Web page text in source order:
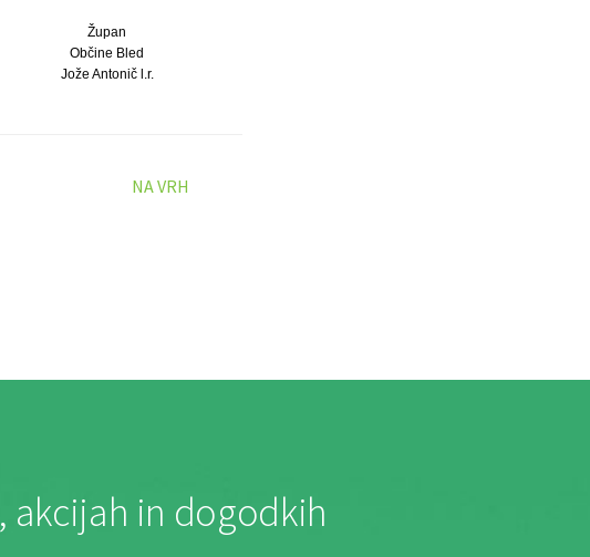
Župan
Občine Bled
Jože Antonič l.r.
NA VRH
akcijah in dogodkih